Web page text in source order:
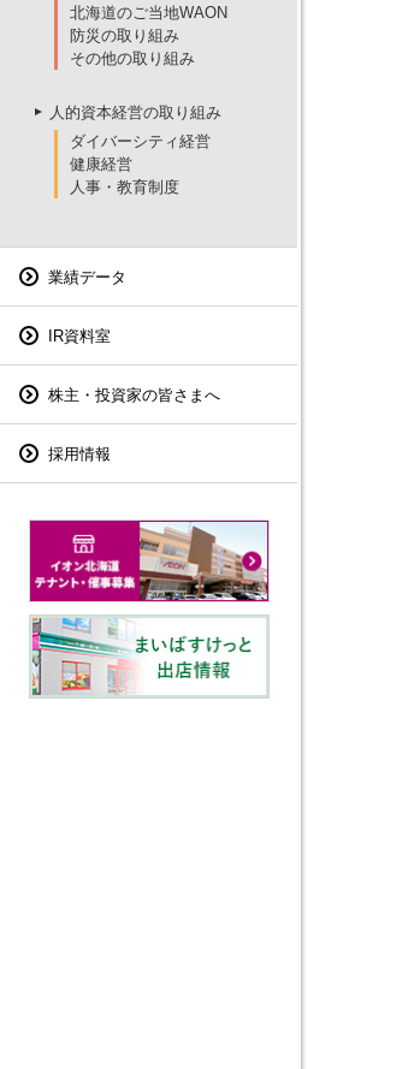
北海道のご当地WAON
防災の取り組み
その他の取り組み
人的資本経営の取り組み
ダイバーシティ経営
健康経営
人事・教育制度
業績データ
IR資料室
株主・投資家の皆さまへ
採用情報